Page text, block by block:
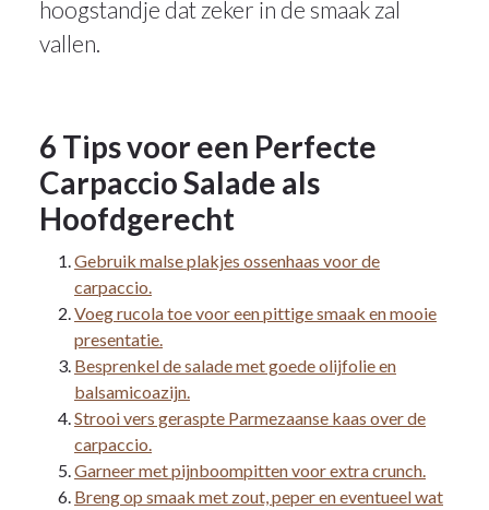
hoogstandje dat zeker in de smaak zal
vallen.
6 Tips voor een Perfecte
Carpaccio Salade als
Hoofdgerecht
Gebruik malse plakjes ossenhaas voor de
carpaccio.
Voeg rucola toe voor een pittige smaak en mooie
presentatie.
Besprenkel de salade met goede olijfolie en
balsamicoazijn.
Strooi vers geraspte Parmezaanse kaas over de
carpaccio.
Garneer met pijnboompitten voor extra crunch.
Breng op smaak met zout, peper en eventueel wat